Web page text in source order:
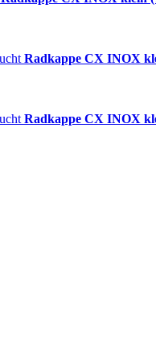
Radkappe CX INOX
Radkappe CX INOX